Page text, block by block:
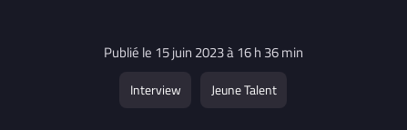
Publié le 15 juin 2023 à 16 h 36 min
Interview Jeune Talent